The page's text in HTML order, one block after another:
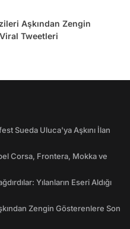
Aşkından Zengin
Tweetleri
Sueda Uluca'ya Aşkını İlan
Corsa, Frontera, Mokka ve
Yılanların Eseri Aldığı
Zengin Gösterenlere Son